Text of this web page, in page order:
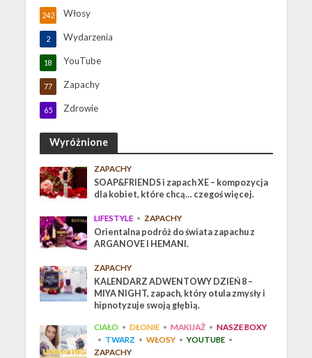
Włosy
242
Wydarzenia
2
YouTube
18
Zapachy
77
Zdrowie
65
Wyróżnione
ZAPACHY
SOAP&FRIENDS i zapach XE – kompozycja
dla kobiet, które chcą… czegoś więcej.
LIFESTYLE • ZAPACHY
Orientalna podróż do świata zapachu z
ARGANOVE I HEMANI.
ZAPACHY
KALENDARZ ADWENTOWY DZIEŃ 8 –
MIYA NIGHT, zapach, który otula zmysły i
hipnotyzuje swoją głębią.
CIAŁO • DŁONIE • MAKIJAŻ • NASZE BOXY
• TWARZ • WŁOSY • YOUTUBE •
ZAPACHY